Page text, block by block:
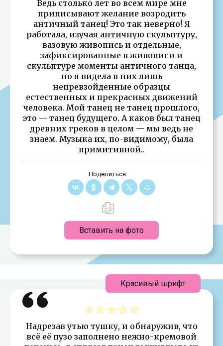
Ведь столько лет во всем мире мне
приписывают желание возродить
античный танец! Это так неверно! Я
работала, изучая античную скульптуру,
вазовую живопись и отдельные,
зафиксированные в живописи и
скульптуре моменты античного танца,
но я видела в них лишь
непревзойденные образцы
естественных и прекрасных движений
человека. Мой танец не танец прошлого,
это — танец будущего. А каков был танец
древних греков в целом — мы ведь не
знаем. Музыка их, по-видимому, была
примитивной..
Поделиться:
Вставить на фото
Надрезав утью тушку, и обнаружив, что
всё её пузо заполнено нежно-кремовой
Красивый шрифт